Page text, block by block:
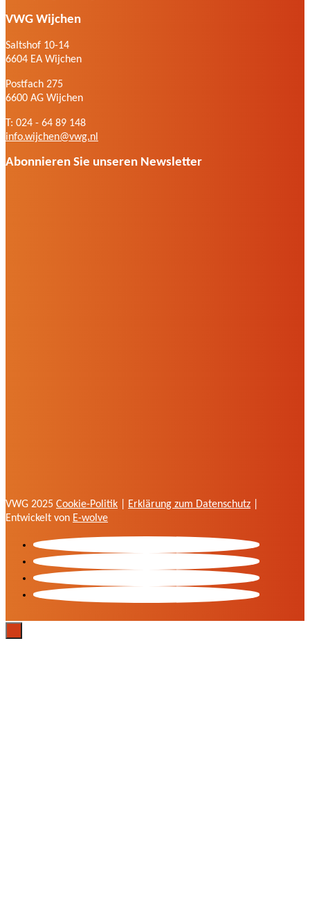
VWG Wijchen
Saltshof 10-14
6604 EA Wijchen
Postfach 275
6600 AG Wijchen
T: 024 - 64 89 148
info.wijchen@vwg.nl
Abonnieren Sie unseren Newsletter
VWG 2025 Cookie-Politik Erklärung zum Datenschutz
Entwickelt von E-wolve